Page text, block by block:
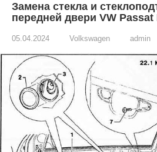
Замена стекла и
передней двери VW Passat
05.04.2024 Volkswagen admin